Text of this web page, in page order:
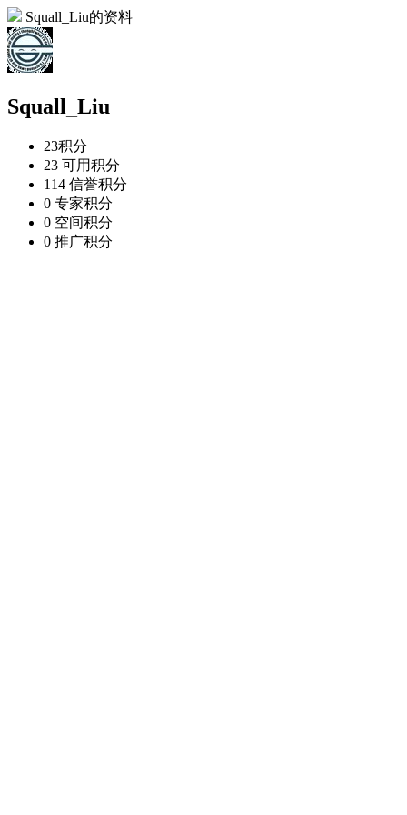
Squall_Liu的资料
Squall_Liu
23积分
23 可用积分
114 信誉积分
0 专家积分
0 空间积分
0 推广积分